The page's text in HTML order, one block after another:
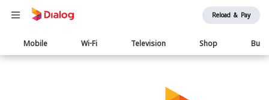
Reload & Pay
Main
navigation
Mobile Wi-Fi Television Shop